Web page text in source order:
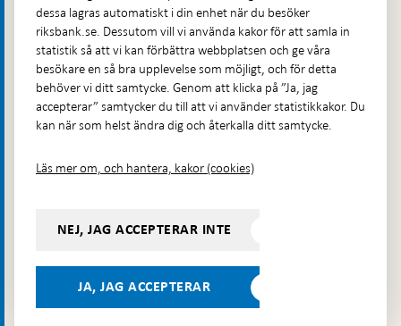
Hitta direkt
Frågor och svar-
Öppnas
i
ny
flik
Till Riksbankens webbarkiv-
Öppnas
i
ny
Presskontakt
Integritetspolicy
Följ oss på sociala medier
YouTubeDela på:
Facebook
Dela på:
Instagram
Dela
på:
Bluesky
dessa lagras automatiskt i din enhet när du besöker
riksbank.se. Dessutom vill vi använda kakor för att samla in
statistik så att vi kan förbättra webbplatsen och ge våra
besökare en så bra upplevelse som möjligt, och för detta
behöver vi ditt samtycke. Genom att klicka på ”Ja, jag
accepterar” samtycker du till att vi använder statistikkakor. Du
kan när som helst ändra dig och återkalla ditt samtycke.
Läs mer om, och hantera, kakor (cookies)
NEJ, JAG ACCEPTERAR INTE
JA, JAG ACCEPTERAR